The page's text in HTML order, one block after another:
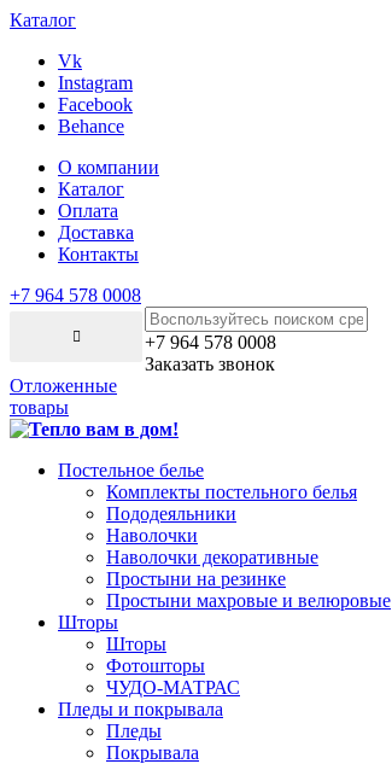
Каталог
Vk
Instagram
Facebook
Behance
О компании
Каталог
Оплата
Доставка
Контакты
+7 964 578 0008
+7 964 578 0008
Заказать звонок
Отложенные
товары
Постельное белье
Комплекты постельного белья
Пододеяльники
Наволочки
Наволочки декоративные
Простыни на резинке
Простыни махровые и велюровые
Шторы
Шторы
Фотошторы
ЧУДО-МАТРАС
Пледы и покрывала
Пледы
Покрывала